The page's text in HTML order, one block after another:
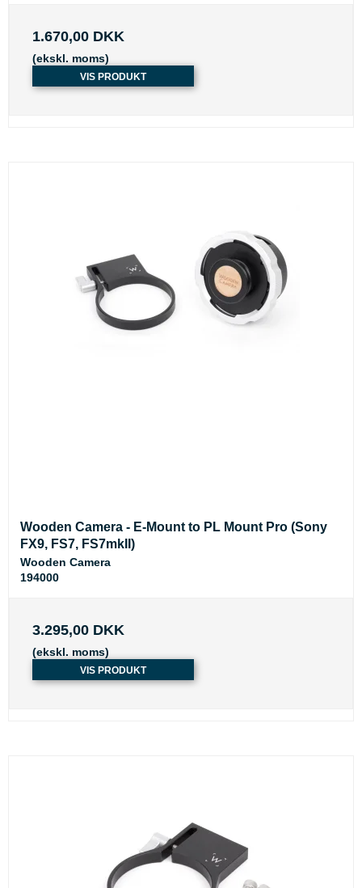
1.670,00 DKK
(ekskl. moms)
VIS PRODUKT
Wooden Camera - E-Mount to PL Mount Pro (Sony
FX9, FS7, FS7mkII)
Wooden Camera
194000
3.295,00 DKK
(ekskl. moms)
VIS PRODUKT